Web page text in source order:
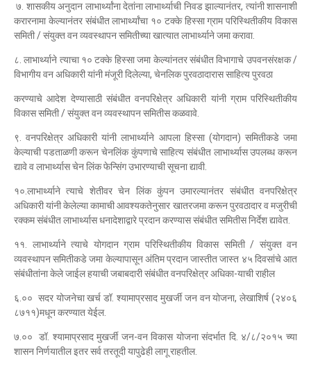
७. शासकीय अनुदान लाभार्थ्यांना देतांना लाभार्थ्याची निवड झाल्यानंतर, त्यांनी शासनाशी
करारनामा केल्यानंतर संबंधीत लाभार्थ्यांचा १० टक्के हिस्सा ग्राम परिस्थितीकीय विकास
समिती / संयुक्त वन व्यवस्थापन समितीच्या खात्यात लाभार्थ्याने जमा करावा.
८. लाभार्थ्याने त्याचा १० टक्के हिस्सा जमा केल्यांनतर संबंधीत विभागाचे उपवनसंरक्षक /
विभागीय वन अधिकारी यांनी मंजूरी दिलेल्या, चेनलिक पुरवठादारास साहित्य पुरवठा
करण्याचे आदेश देण्यासाठी संबंधीत वनपरिक्षेत्र अधिकारी यांनी ग्राम परिस्थितीकीय
विकास समिती / संयुक्त वन व्यवस्थापन समितीस कळवावे.
९. वनपरिक्षेत्र अधिकारी यांनी लाभार्थ्याने आपला हिस्सा (योगदान) समितीकडे जमा
केल्याची पडताळणी करून चेनलिंक कुंपणाचे साहित्य संबंधीत लाभार्थ्यास उपलब्ध करून
द्यावे व लाभार्थ्यास चेन लिंक फेन्सिंग उभारण्याची सूचना द्यावी.
१०.लाभार्थ्याने त्याचे शेतीवर चेन लिंक कुंपन उमारल्यानंतर संबंधीत वनपरिक्षेत्र
अधिकारी यांनी केलेल्या कामाची आवश्यकतेनुसार खातरजमा करून पुरवठादार व मजुरीची
रक्कम संबंधीत लाभार्थ्यास धनादेशाद्वारे प्रदान करण्यास संबंधीत समितीस निर्देश द्यावेत.
११. लाभार्थ्याने त्याचे योगदान ग्राम परिस्थितीकीय विकास समिती / संयुक्त वन
व्यवस्थापन समितीकडे जमा केल्यापासून अंतिम प्रदान जास्तीत जास्त ४५ दिवसांचे आत
संबंधीतांना केले जाईल हयाची जबाबदारी संबंधीत वनपरिक्षेत्र अधिका-याची राहील
६.०० सदर योजनेचा खर्च डॉ. श्यामाप्रसाद मुखर्जी जन वन योजना, लेखाशिर्ष (२४०६
८७११)मधून करण्यात येईल.
७.०० डॉ. श्यामाप्रसाद मुखर्जी जन-वन विकास योजना संदर्भात दि. ४/८/२०१५ च्या
शासन निर्णयातील इतर सर्व तरतूदी यापुढेही लागू राहतील.